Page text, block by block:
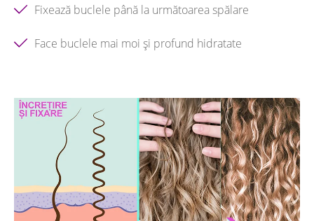
Fixează buclele până la următoarea spălare
Face buclele mai moi și profund hidratate